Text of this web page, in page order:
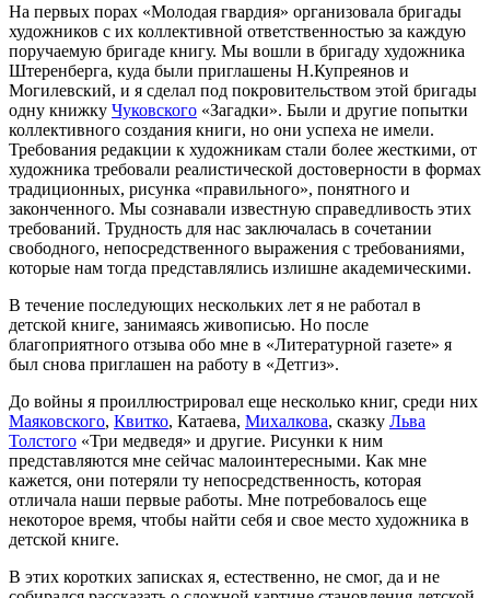
На первых порах «Молодая гвардия» организовала бригады
художников с их коллективной ответственностью за каждую
поручаемую бригаде книгу. Мы вошли в бригаду художника
Штеренберга, куда были приглашены Н.Купреянов и
Могилевский, и я сделал под покровительством этой бригады
одну книжку Чуковского «Загадки». Были и другие попытки
коллективного создания книги, но они успеха не имели.
Требования редакции к художникам стали более жесткими, от
художника требовали реалистической достоверности в формах
традиционных, рисунка «правильного», понятного и
законченного. Мы сознавали известную справедливость этих
требований. Трудность для нас заключалась в сочетании
свободного, непосредственного выражения с требованиями,
которые нам тогда представлялись излишне академическими.
В течение последующих нескольких лет я не работал в
детской книге, занимаясь живописью. Но после
благоприятного отзыва обо мне в «Литературной газете» я
был снова приглашен на работу в «Детгиз».
До войны я проиллюстрировал еще несколько книг, среди них
Маяковского, Квитко, Катаева, Михалкова, сказку Льва
Толстого «Три медведя» и другие. Рисунки к ним
представляются мне сейчас малоинтересными. Как мне
кажется, они потеряли ту непосредственность, которая
отличала наши первые работы. Мне потребовалось еще
некоторое время, чтобы найти себя и свое место художника в
детской книге.
В этих коротких записках я, естественно, не смог, да и не